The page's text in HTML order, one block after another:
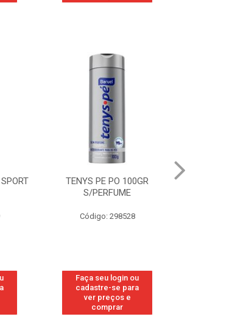
TENYS PE PO 100GR
S/PERFUME
Código: 298528
Faça seu login ou
cadastre-se para
ver preços e
comprar